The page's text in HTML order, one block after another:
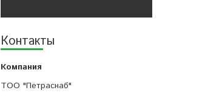
Контакты
ТОО "Петраснаб"